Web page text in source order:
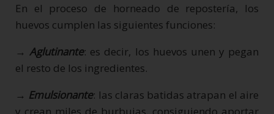
En el proceso de horneado de repostería, los
huevos cumplen las siguientes funciones:
→ Aglutinante: es decir, los huevos unen y pegan
el resto de los ingredientes.
→ Emulsionante: las claras batidas atrapan el aire
y crean miles de burbujas, consiguiendo aportar